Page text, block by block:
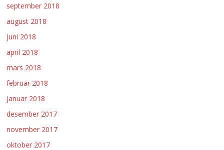
september 2018
august 2018
juni 2018
april 2018
mars 2018
februar 2018
januar 2018
desember 2017
november 2017
oktober 2017